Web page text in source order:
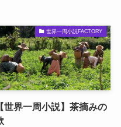
世界一周小説FACTORY
【世界一周小説】茶摘みの